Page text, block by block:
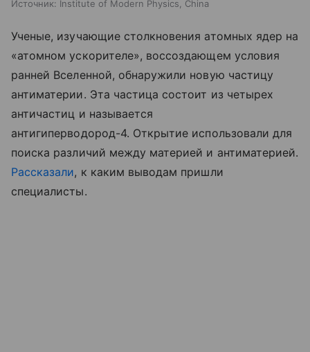
Источник: Institute of Modern Physics, China
Ученые, изучающие столкновения атомных ядер на
«атомном ускорителе», воссоздающем условия
ранней Вселенной, обнаружили новую частицу
антиматерии. Эта частица состоит из четырех
античастиц и называется
антигиперводород-4. Открытие использовали для
поиска различий между материей и антиматерией.
Рассказали, к каким выводам пришли
специалисты.